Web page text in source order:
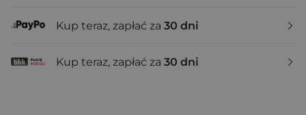
Kup teraz, zapłać za 30 dni
Kup teraz, zapłać za 30 dni